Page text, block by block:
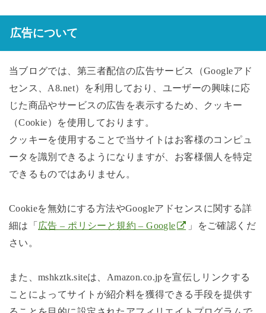
広告について
当ブログでは、第三者配信の広告サービス（Googleアド
センス、A8.net）を利用しており、ユーザーの興味に応
じた商品やサービスの広告を表示するため、クッキー
（Cookie）を使用しております。
クッキーを使用することで当サイトはお客様のコンピュ
ータを識別できるようになりますが、お客様個人を特定
できるものではありません。
Cookieを無効にする方法やGoogleアドセンスに関する詳
細は「 広告 – ポリシーと規約 – Google
」をご確認くだ
さい。
また、mshkztk.siteは、Amazon.co.jpを宣伝しリンクする
ことによってサイトが紹介料を獲得できる手段を提供す